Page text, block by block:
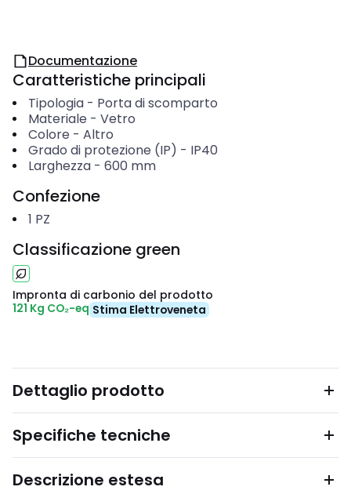
Documentazione
Caratteristiche principali
Tipologia- Porta di scomparto
Materiale - Vetro
Colore - Altro
Grado di protezione (IP) - IP40
Larghezza- 600 mm
Confezione
1 PZ
Classificazione green
Impronta di carbonio del prodotto
121 Kg CO₂-eq Stima Elettroveneta
Dettaglio prodotto
Specifiche tecniche
Descrizione estesa